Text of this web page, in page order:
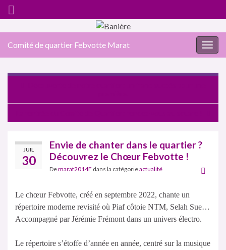
Comité de quartier Febvotte Marat
JUIL
30
Envie de chanter dans le quartier ?
Découvrez le Chœur Febvotte !
Demarat2014F dans la catégorieactualité
Le chœur Febvotte, créé en septembre 2022, chante un
répertoire moderne revisité où Piaf côtoie NTM, Selah Sue…
Accompagné par Jérémie Frémont dans un univers électro.
Le répertoire s’étoffe d’année en année, centré sur la musique